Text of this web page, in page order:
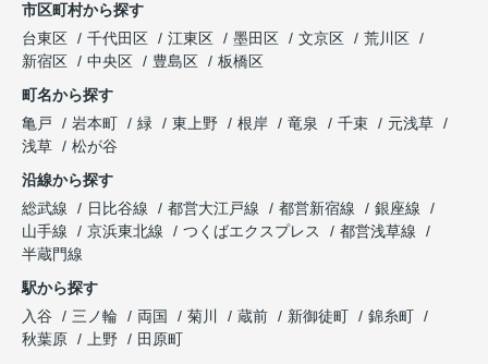
市区町村から探す
台東区
千代田区 江東区 墨田区 文京区
荒川区
新宿区
中央区 豊島区
板橋区
町名から探す
亀戸
岩本町 緑 東上野 根岸 竜泉 千束
元浅草
浅草
松が谷
沿線から探す
総武線
日比谷線 都営大江戸線 都営新宿線
銀座線
山手線
京浜東北線 つくばエクスプレス
都営浅草線
半蔵門線
駅から探す
入谷
三ノ輪 両国 菊川 蔵前 新御徒町
錦糸町
秋葉原
上野 田原町